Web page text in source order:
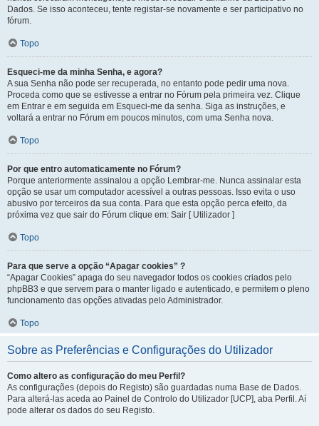
Dados. Se isso aconteceu, tente registar-se novamente e ser participativo no
fórum.
Topo
Esqueci-me da minha Senha, e agora?
A sua Senha não pode ser recuperada, no entanto pode pedir uma nova.
Proceda como que se estivesse a entrar no Fórum pela primeira vez. Clique
em Entrar e em seguida em Esqueci-me da senha. Siga as instruções, e
voltará a entrar no Fórum em poucos minutos, com uma Senha nova.
Topo
Por que entro automaticamente no Fórum?
Porque anteriormente assinalou a opção Lembrar-me. Nunca assinalar esta
opção se usar um computador acessível a outras pessoas. Isso evita o uso
abusivo por terceiros da sua conta. Para que esta opção perca efeito, da
próxima vez que sair do Fórum clique em: Sair [ Utilizador ]
Topo
Para que serve a opção “Apagar cookies” ?
“Apagar Cookies” apaga do seu navegador todos os cookies criados pelo
phpBB3 e que servem para o manter ligado e autenticado, e permitem o pleno
funcionamento das opções ativadas pelo Administrador.
Topo
Sobre as Preferências e Configurações do Utilizador
Como altero as configuração do meu Perfil?
As configurações (depois do Registo) são guardadas numa Base de Dados.
Para alterá-las aceda ao Painel de Controlo do Utilizador [UCP], aba Perfil. Aí
pode alterar os dados do seu Registo.